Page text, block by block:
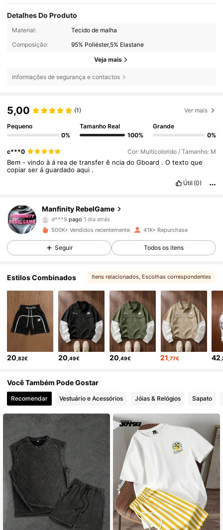
Detalhes Do Produto
Material:
Tecido de malha
Composição:
95% Poliéster,5% Elastane
Veja mais
Informações de segurança e contactos
5,00 (1) Ver mais
Pequeno
0%
Tamanho Real
100%
Grande
0%
c***0 Cor: Multicolorido / Tamanho: M
Bem -vindoàá readetransferê nciadoGboard .Otextoque
copiarseráguardadoaqui .
Útil (0)
Manfinity RebelGame
4,79
49K Seguidores
d***9 pago 1 dia atrás
3***7
seguiu1 horas atrás
4,79 49K Seguidores
4,79 49K Seguidores
49K Seguidores
49K Seguidores
4,79 49K Seguidores
49K Seguidores
4,79 49K Seguidores
500K+ Vendidos recentemente 41K+ Repurchase
Seguir Todos os itens
Estilos Combinados Itens relacionados, Escolhas correspondentes
20 ,82€ 20 ,49€ 20 ,49€ 21 ,77€ 42
Você Também Pode Gostar
Recomendar Vestuário e Acessórios Jóias & Relógios Sapato